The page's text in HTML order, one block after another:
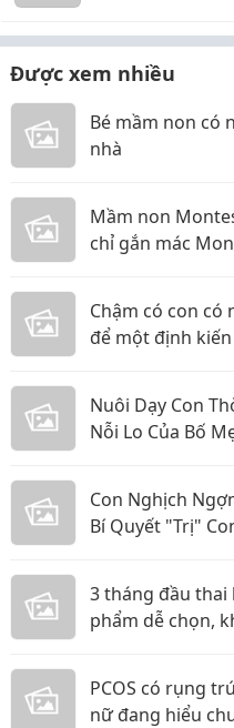
Được xem nhiều
Bé mầm non có
nhà
Mầm non
chỉ gắn mác
Chậm có con
để một định
Nuôi Dạy Con
Nỗi Lo Của Bố
Con Nghịch
Bí Quyết "Trị"
3 tháng đầu thai
phẩm dễ chọn,
PCOS có rụng
nữ đang hiểu